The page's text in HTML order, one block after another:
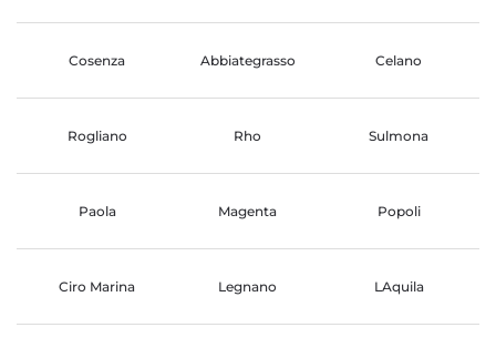
Cosenza Abbiategrasso Celano
Rogliano Rho Sulmona
Paola Magenta Popoli
Ciro Marina Legnano LAquila